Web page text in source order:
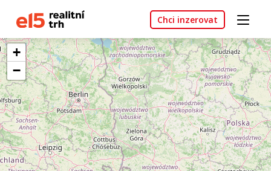
Chci inzerovat
+
−